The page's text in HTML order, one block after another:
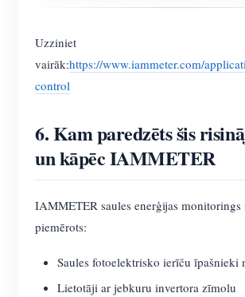
Uzziniet
vairāk:https://www.iammeter.com/
control
6. Kam paredzēts šis
un kāpēc IAMMETER
IAMMETER saules enerģijas
piemērots:
Saules fotoelektrisko ierīču īpašnieki
Lietotāji ar jebkuru invertora zīmolu